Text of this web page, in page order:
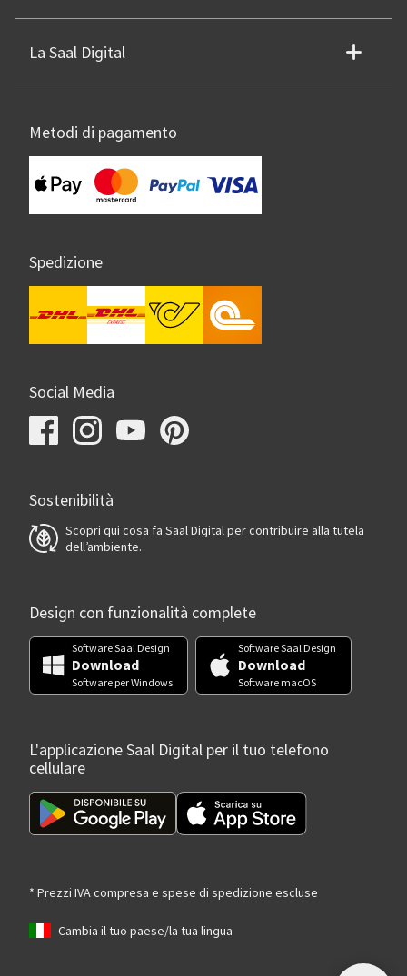
La Saal Digital
Metodi di pagamento
Spedizione
Social Media
Sostenibilità
Scopri qui cosa fa Saal Digital per contribuire alla tutela
dell’ambiente.
Design con funzionalità complete
Software Saal Design
Download
Software per Windows
Software Saal Design
Download
Software macOS
L'applicazione Saal Digital per il tuo telefono
cellulare
* Prezzi IVA compresa e spese di spedizione escluse
Cambia il tuo paese/la tua lingua